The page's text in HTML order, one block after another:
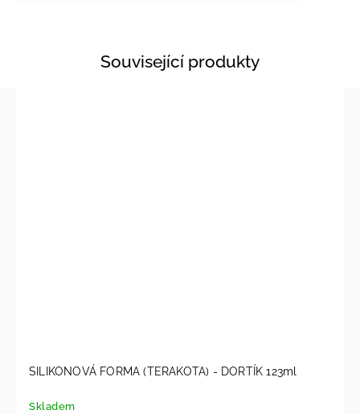
Související produkty
SILIKONOVÁ FORMA (TERAKOTA) - DORTÍK 123ml
Skladem